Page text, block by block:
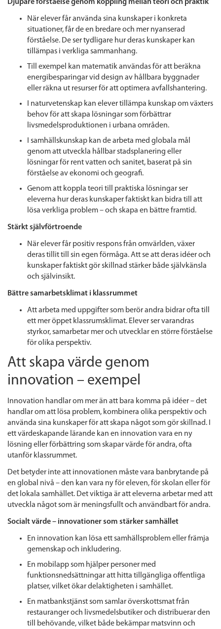
Djupare förståelse genom koppling mellan teori och praktik
När elever får använda sina kunskaper i konkreta
situationer, får de en bredare och mer nyanserad
förståelse. De ser tydligare hur deras kunskaper kan
tillämpas i verkliga sammanhang.
Till exempel kan matematik användas för att beräkna
energibesparingar vid design av hållbara byggnader
eller räkna ut resurser för att optimera avfallshantering.
I naturvetenskap kan elever tillämpa kunskap om växters
behov för att skapa lösningar som förbättrar
livsmedelsproduktionen i urbana områden.
I samhällskunskap kan de arbeta med globala mål
genom att utveckla hållbar stadsplanering eller
lösningar för rent vatten och sanitet, baserat på sin
förståelse av ekonomi och geografi.
Genom att koppla teori till praktiska lösningar ser
eleverna hur deras kunskaper faktiskt kan bidra till att
lösa verkliga problem – och skapa en bättre framtid.
Stärkt självförtroende
När elever får positiv respons från omvärlden, växer
deras tillit till sin egen förmåga. Att se att deras idéer och
kunskaper faktiskt gör skillnad stärker både självkänsla
och självinsikt.
Bättre samarbetsklimat i klassrummet
Att arbeta med uppgifter som berör andra bidrar ofta till
ett mer öppet klassrumsklimat. Elever ser varandras
styrkor, samarbetar mer och utvecklar en större förståelse
för olika perspektiv.
Att skapa värde genom
innovation – exempel
Innovation handlar om mer än att bara komma på idéer – det
handlar om att lösa problem, kombinera olika perspektiv och
använda sina kunskaper för att skapa något som gör skillnad. I
ett värdeskapande lärande kan en innovation vara en ny
lösning eller förbättring som skapar värde för andra, ofta
utanför klassrummet.
Det betyder inte att innovationen måste vara banbrytande på
en global nivå – den kan vara ny för eleven, för skolan eller för
det lokala samhället. Det viktiga är att eleverna arbetar med att
utveckla något som är meningsfullt och användbart för andra.
Socialt värde – innovationer som stärker samhället
En innovation kan lösa ett samhällsproblem eller främja
gemenskap och inkludering.
En mobilapp som hjälper personer med
funktionsnedsättningar att hitta tillgängliga offentliga
platser, vilket ökar delaktigheten i samhället.
En matbankstjänst som samlar överskottsmat från
restauranger och livsmedelsbutiker och distribuerar den
till behövande, vilket både bekämpar matsvinn och